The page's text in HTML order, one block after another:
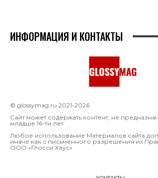
ИНФОРМАЦИЯ И КОНТАКТЫ
© glossymag.ru 2021-2026
Сайт может содержать контент, не
младше 16-ти лет
Любое использование Материалов сайта
иначе как с письменного разрешения их
OOO «Глосси Хаус»